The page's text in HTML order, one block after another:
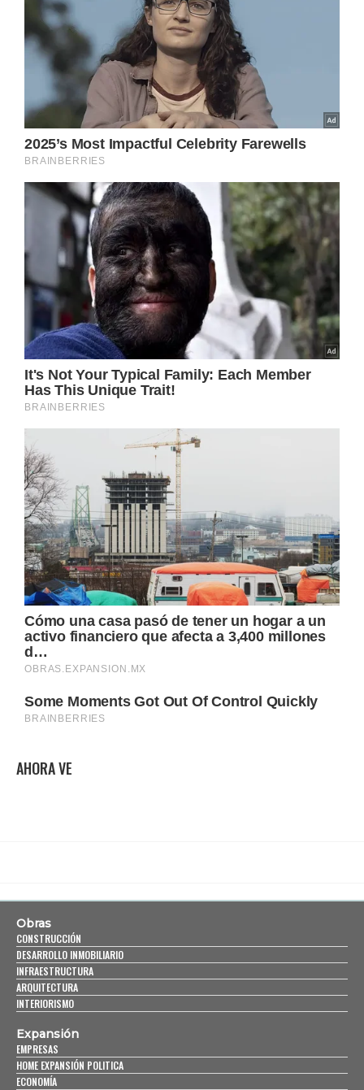
AHORA VE
Obras
CONSTRUCCIÓN
DESARROLLO INMOBILIARIO
INFRAESTRUCTURA
ARQUITECTURA
INTERIORISMO
Expansión
EMPRESAS
HOME EXPANSIÓN POLITICA
ECONOMÍA